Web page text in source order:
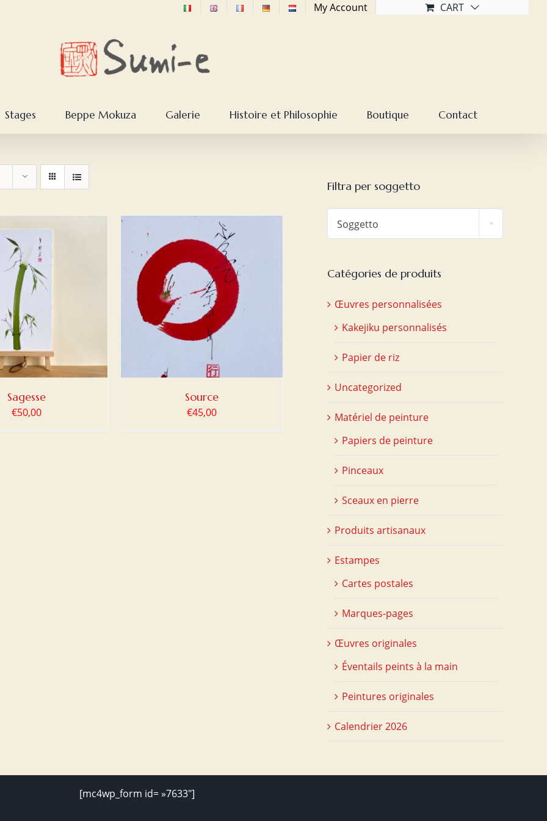
My Account CART
Stages Beppe Mokuza Galerie Histoire et Philosophie Boutique Contact
Sagesse
€50,00
AU PANIER
Source
€45,00
Filtra per soggetto
Soggetto
Catégories de produits
Œuvres personnalisées
Kakejiku personnalisés
Papier de riz
Uncategorized
Matériel de peinture
Papiers de peinture
Pinceaux
Sceaux en pierre
Produits artisanaux
Estampes
Cartes postales
Marques-pages
Œuvres originales
Éventails peints à la main
Peintures originales
Calendrier 2026
[mc4wp_form id= »7633″]